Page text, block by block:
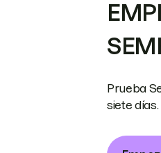
Prueba
siete